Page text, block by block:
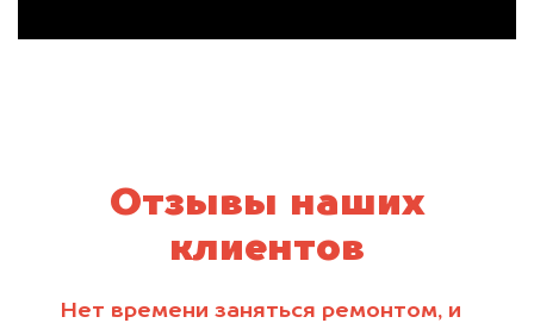
Отзывы наших
клиентов
Нет времени заняться ремонтом, и